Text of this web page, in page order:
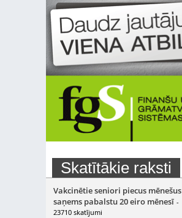
Skatītākie raksti
Vakcinētie seniori piecus mēnešus
saņems pabalstu 20 eiro mēnesī -
23710 skatījumi